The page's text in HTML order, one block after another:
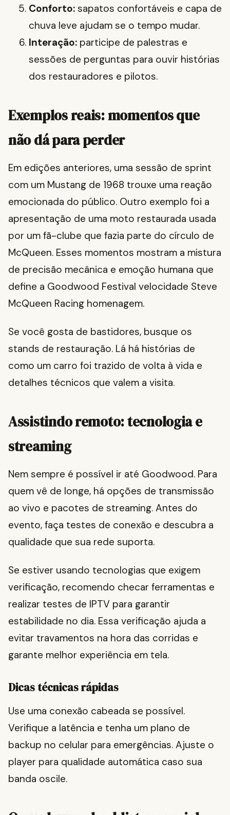
Conforto: sapatos confortáveis e capa de
chuva leve ajudam se o tempo mudar.
Interação: participe de palestras e
sessões de perguntas para ouvir histórias
dos restauradores e pilotos.
Exemplos reais: momentos que
não dá para perder
Em edições anteriores, uma sessão de sprint
com um Mustang de 1968 trouxe uma reação
emocionada do público. Outro exemplo foi a
apresentação de uma moto restaurada usada
por um fã-clube que fazia parte do círculo de
McQueen. Esses momentos mostram a mistura
de precisão mecânica e emoção humana que
define a Goodwood Festival velocidade Steve
McQueen Racing homenagem.
Se você gosta de bastidores, busque os
stands de restauração. Lá há histórias de
como um carro foi trazido de volta à vida e
detalhes técnicos que valem a visita.
Assistindo remoto: tecnologia e
streaming
Nem sempre é possível ir até Goodwood. Para
quem vê de longe, há opções de transmissão
ao vivo e pacotes de streaming. Antes do
evento, faça testes de conexão e descubra a
qualidade que sua rede suporta.
Se estiver usando tecnologias que exigem
verificação, recomendo checar ferramentas e
realizar testes de IPTV para garantir
estabilidade no dia. Essa verificação ajuda a
evitar travamentos na hora das corridas e
garante melhor experiência em tela.
Dicas técnicas rápidas
Use uma conexão cabeada se possível.
Verifique a latência e tenha um plano de
backup no celular para emergências. Ajuste o
player para qualidade automática caso sua
banda oscile.